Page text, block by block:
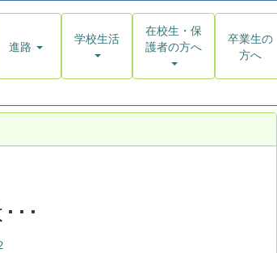
進路 学校生活
在校生・保
護者の方へ
卒業生の
方へ
･･